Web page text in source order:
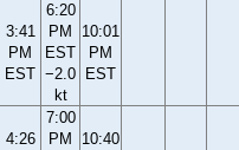
3:41
PM
EST
6:20
PM
EST
−2.0
kt
10:01
PM
EST
4:26
7:00
PM
10:40